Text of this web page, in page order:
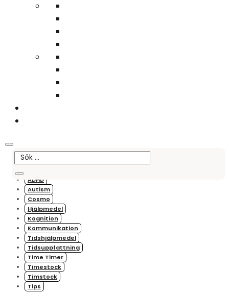
Tidshjälpmedel
Tidshjälpmedel
Ämne:
ADHD
Autism
Cosmo
Hjälpmedel
Kognition
Kommunikation
Tidshjälpmedel
Tidsuppfattning
Time Timer
Timestock
Timstock
Tips